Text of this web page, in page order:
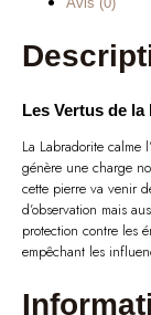
Les Vertus de
La Labradorite calme
génère une charge
cette pierre va venir
d’observation mais
protection contre les
empêchant les